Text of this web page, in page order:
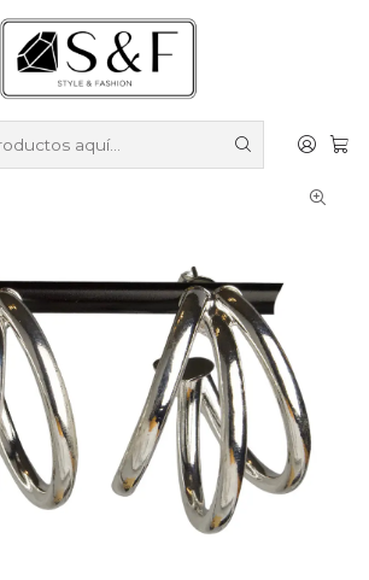
en productos y obtén un 40% de
gratis por compras sobre $100.000
Aros
Aros Enchapados en Plata
Argolla enchapados en plata